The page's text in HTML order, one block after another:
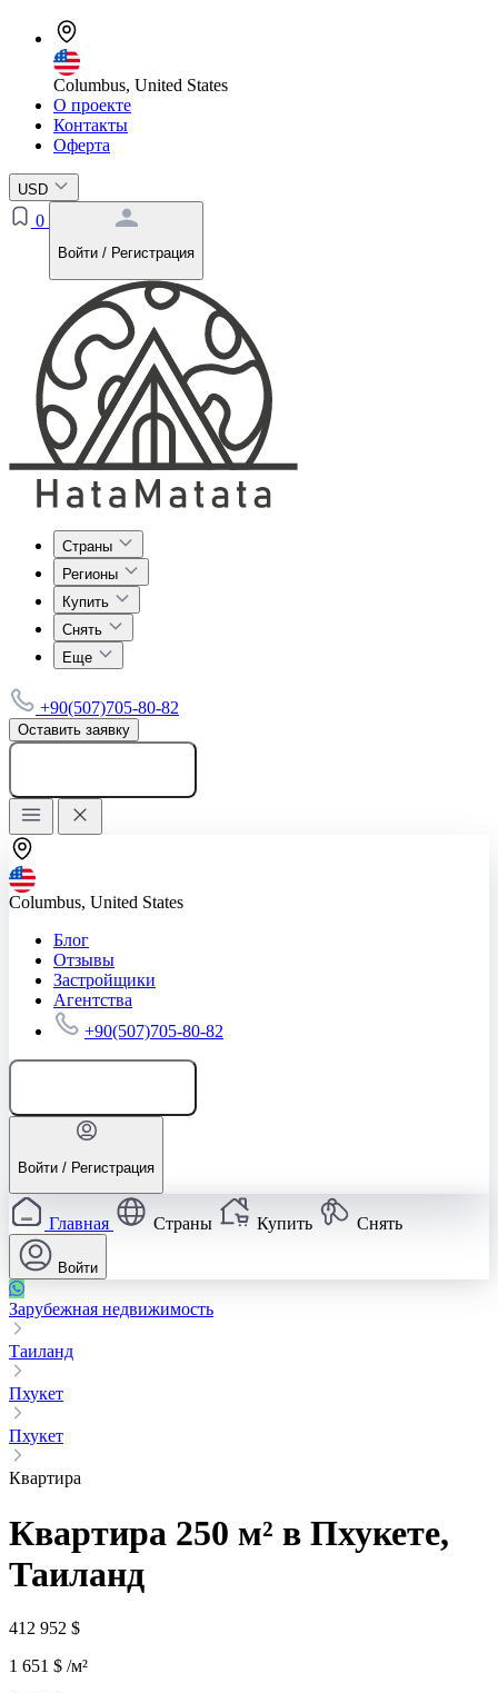
Columbus, United States
О проекте
Контакты
Оферта
USD
0
Войти / Регистрация
Страны
Регионы
Купить
Снять
Еще
+90(507)705-80-82
Оставить заявку
Columbus, United States
Блог
Отзывы
Застройщики
Агентства
+90(507)705-80-82
Войти / Регистрация
Главная Страны Купить Снять
Войти
Зарубежная недвижимость
Таиланд
Пхукет
Пхукет
Квартира
Квартира 250 м² в Пхукете,
Таиланд
412 952 $
1 651 $ /м²